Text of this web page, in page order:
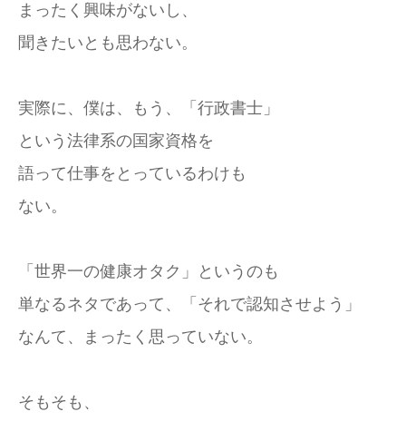
まったく興味がないし、
聞きたいとも思わない。
実際に、僕は、もう、「行政書士」
という法律系の国家資格を
語って仕事をとっているわけも
ない。
「世界一の健康オタク」というのも
単なるネタであって、「それで認知させよう」
なんて、まったく思っていない。
そもそも、